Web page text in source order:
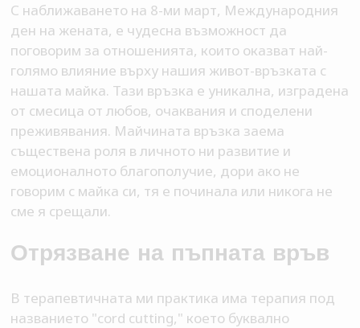
С наближаването на 8-ми март, Международния
ден на жената, е чудесна възможност да
поговорим за отношенията, които оказват най-
голямо влияние върху нашия живот-връзката с
нашата майка. Тази връзка е уникална, изградена
от смесица от любов, очаквания и споделени
преживявания. Майчината връзка заема
съществена роля в личното ни развитие и
емоционалното благополучие, дори ако не
говорим с майка си, тя е починала или никога не
сме я срещали.
Отрязване на пъпната връв
В терапевтичната ми практика има терапия под
названието "cord cutting," което буквално